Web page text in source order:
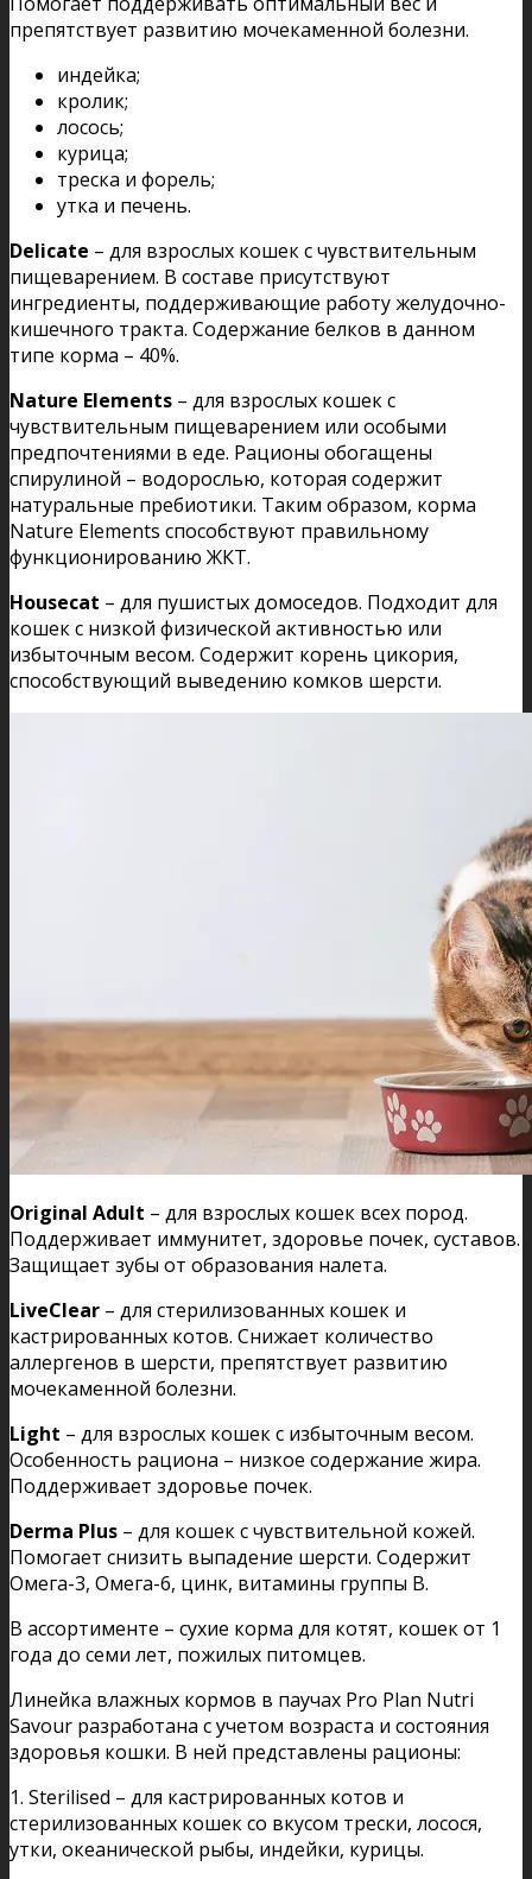
препятствует развитию мочекаменной болезни.
индейка;
кролик;
лосось;
курица;
треска и форель;
утка и печень.
Delicate – для взрослых кошек с чувствительным
пищеварением. В составе присутствуют
ингредиенты, поддерживающие работу желудочно-
кишечного тракта. Содержание белков в данном
типе корма – 40%.
Nature Elements – для взрослых кошек с
чувствительным пищеварением или особыми
предпочтениями в еде. Рационы обогащены
спирулиной – водорослью, которая содержит
натуральные пребиотики. Таким образом, корма
Nature Elements способствуют правильному
функционированию ЖКТ.
Housecat – для пушистых домоседов. Подходит для
кошек с низкой физической активностью или
избыточным весом. Содержит корень цикория,
способствующий выведению комков шерсти.
Original Adult – для взрослых кошек всех пород.
Поддерживает иммунитет, здоровье почек, суставов.
Защищает зубы от образования налета.
LiveClear – для стерилизованных кошек и
кастрированных котов. Снижает количество
аллергенов в шерсти, препятствует развитию
мочекаменной болезни.
Light – для взрослых кошек с избыточным весом.
Особенность рациона – низкое содержание жира.
Поддерживает здоровье почек.
Derma Plus – для кошек с чувствительной кожей.
Помогает снизить выпадение шерсти. Содержит
Омега-3, Омега-6, цинк, витамины группы В.
В ассортименте – сухие корма для котят, кошек от 1
года до семи лет, пожилых питомцев.
Линейка влажных кормов в паучах Pro Plan Nutri
Savour разработана с учетом возраста и состояния
здоровья кошки. В ней представлены рационы:
1. Sterilised – для кастрированных котов и
стерилизованных кошек со вкусом трески, лосося,
утки, океанической рыбы, индейки, курицы.